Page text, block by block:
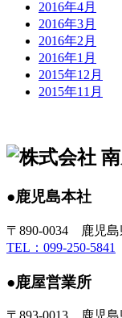
2016年4月
2016年3月
2016年2月
2016年1月
2015年12月
2015年11月
●鹿児島本社
〒890-0034 鹿児島
TEL：099-250-5841
●鹿屋営業所